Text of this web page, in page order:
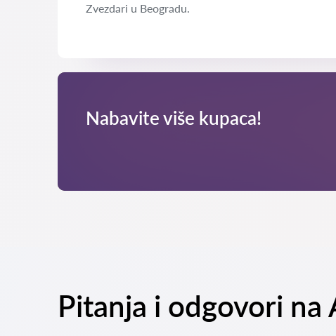
Zvezdari u Beogradu.
Nabavite više kupaca!
Pitanja i odgovori na